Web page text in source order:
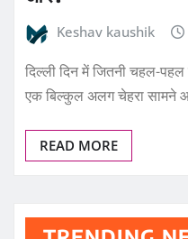
Keshav kaushik
दिल्ली दिन में जितनी चहल-
एक बिल्कुल अलग चेहरा सामने
READ MORE